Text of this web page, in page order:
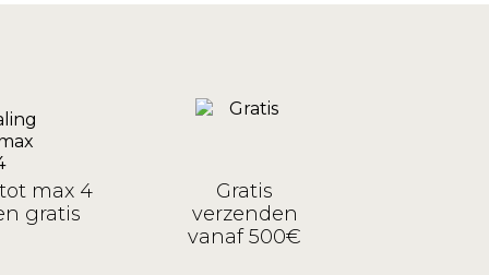
max 4
gratis
Gratis
verzenden
vanaf 500€